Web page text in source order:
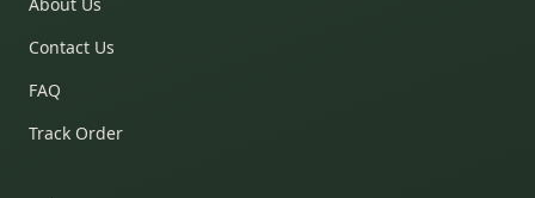
Contact Us
FAQ
Track Order